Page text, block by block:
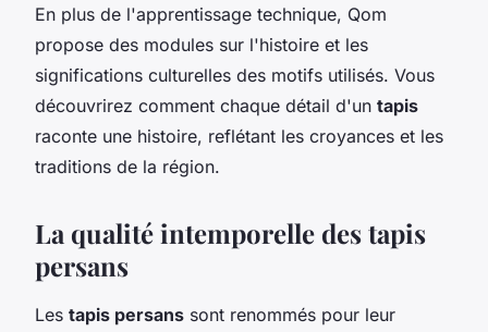
En plus de l'apprentissage technique, Qom
propose des modules sur l'histoire et les
significations culturelles des motifs utilisés. Vous
découvrirez comment chaque détail d'un tapis
raconte une histoire, reflétant les croyances et les
traditions de la région.
La qualité intemporelle des tapis
persans
Les tapis persans sont renommés pour leur